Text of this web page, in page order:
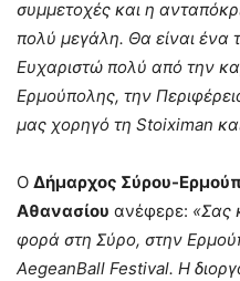
συμμετοχές και η
πολύ μεγάλη. Θα είναι ένα
Ευχαριστώ πολύ από την
Ερμούπολης, την
μας χορηγό τη Stoiximan
Ο Δήμαρχος Σύρου-
Αθανασίου ανέφερε: «Σας
φορά στη Σύρο, στην
AegeanBall Festival. Η